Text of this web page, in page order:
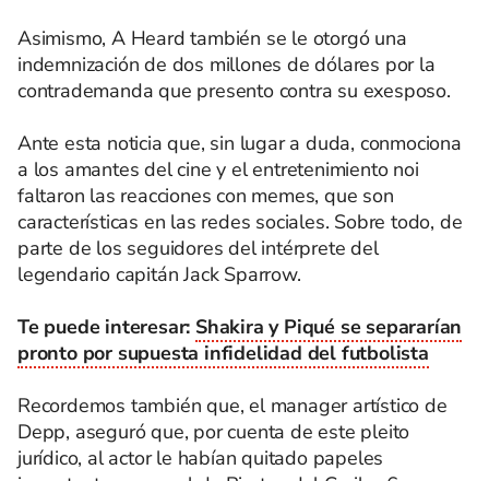
Asimismo, A Heard también se le otorgó una
indemnización de dos millones de dólares por la
contrademanda que presento contra su exesposo.
Ante esta noticia que, sin lugar a duda, conmociona
a los amantes del cine y el entretenimiento noi
faltaron las reacciones con memes, que son
características en las redes sociales. Sobre todo, de
parte de los seguidores del intérprete del
legendario capitán Jack Sparrow.
Te puede interesar: Shakira y Piqué se separarían
pronto por supuesta infidelidad del futbolista
Recordemos también que, el manager artístico de
Depp, aseguró que, por cuenta de este pleito
jurídico, al actor le habían quitado papeles